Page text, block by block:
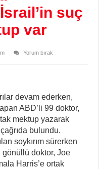
suç
var
Yorum bırak
devam ederken,
ABD’li 99 doktor,
mektup yazarak
bulundu.
soykırım sürerken
gönüllü doktor, Joe
Harris’e ortak